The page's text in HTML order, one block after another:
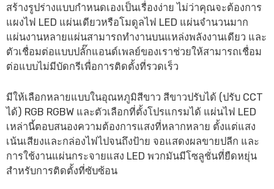
สร้างรูปร่างแบบกำหนดเองเป็นเรื่องง่าย ไม่ว่าคุณจะต้องการ
แผงไฟ LED แผ่นเดียวหรือโมดูลไฟ LED แผ่นจำนวนมาก
แผ่นงานหลายแผ่นสามารถทำงานบนแหล่งพลังงานเดียว และ
ตัวเชื่อมต่อแบบปลั๊กแอนด์เพลย์ของเราช่วยให้สามารถเชื่อม
ต่อแบบไม่มีบัดกรีเพื่อการติดตั้งที่รวดเร็ว
มีให้เลือกหลายแบบในอุณหภูมิสีขาว สีขาวปรับได้ (ปรับ CCT
ได้) RGB RGBW และตัวเลือกที่ตั้งโปรแกรมได้ แผ่นไฟ LED
เหล่านี้ตอบสนองความต้องการแสงที่หลากหลาย ตั้งแต่แสง
เน้นเสียงและกล่องไฟไปจนถึงป้าย จอแสดงผลขายปลีก และ
การใช้งานแผ่นกระจายแสง LED พวกมันมีโซลูชั่นที่ยืดหยุ่น
สำหรับการติดตั้งที่ซับซ้อน